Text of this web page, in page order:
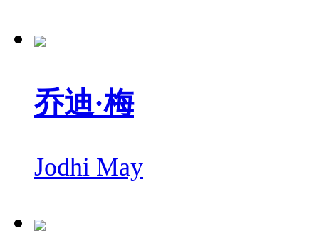
乔迪·梅
Jodhi May